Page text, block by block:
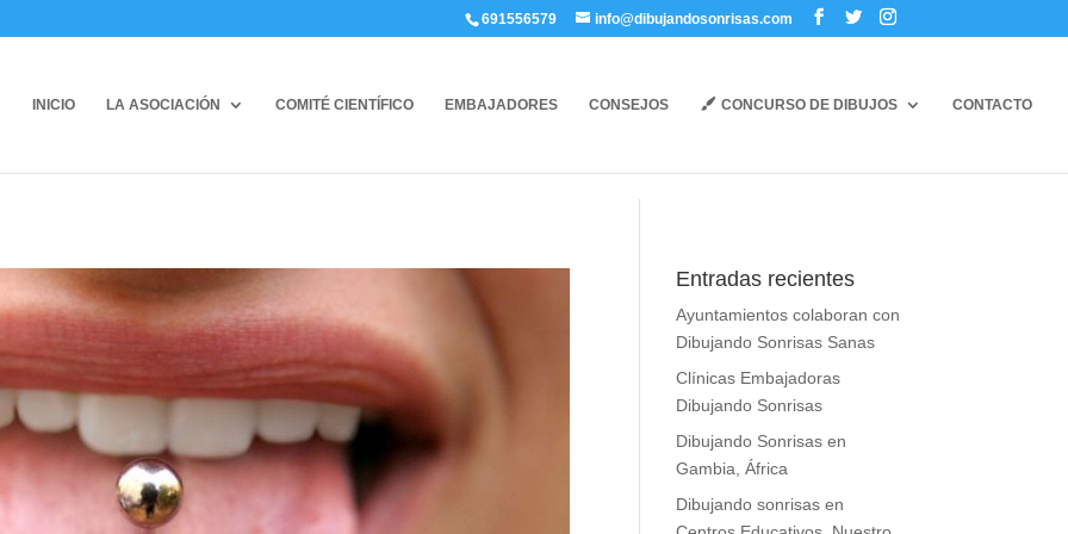
691556579 info@dibujandosonrisas.com
INICIO LA ASOCIACIÓN COMITÉ CIENTÍFICO EMBAJADORES CONSEJOS CONCURSO DE DIBUJOS CONTACTO
Entradas recientes
Ayuntamientos colaboran con
Dibujando Sonrisas Sanas
Clínicas Embajadoras
Dibujando Sonrisas
Dibujando Sonrisas en
Gambia, África
Dibujando sonrisas en